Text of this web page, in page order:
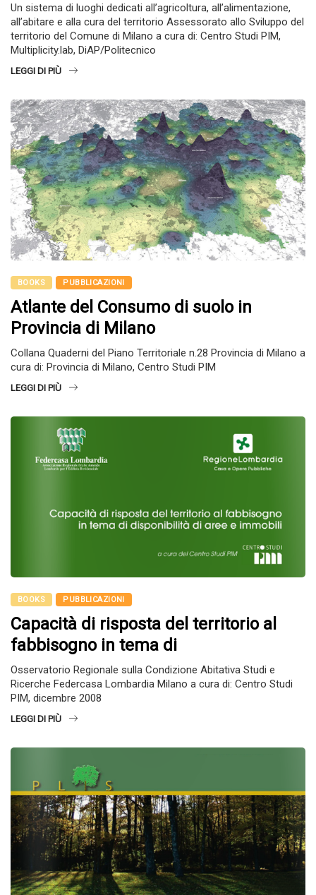
Un sistema di luoghi dedicati all’agricoltura, all’alimentazione,
all’abitare e alla cura del territorio Assessorato allo Sviluppo del
territorio del Comune di Milano a cura di: Centro Studi PIM,
Multiplicity.lab, DiAP/Politecnico
LEGGI DI PIÙ
BOOKS PUBBLICAZIONI
Atlante del Consumo di suolo in
Provincia di Milano
Collana Quaderni del Piano Territoriale n.28 Provincia di Milano a
cura di: Provincia di Milano, Centro Studi PIM
LEGGI DI PIÙ
BOOKS PUBBLICAZIONI
Capacità di risposta del territorio al
fabbisogno in tema di
Osservatorio Regionale sulla Condizione Abitativa Studi e
Ricerche Federcasa Lombardia Milano a cura di: Centro Studi
PIM, dicembre 2008
LEGGI DI PIÙ